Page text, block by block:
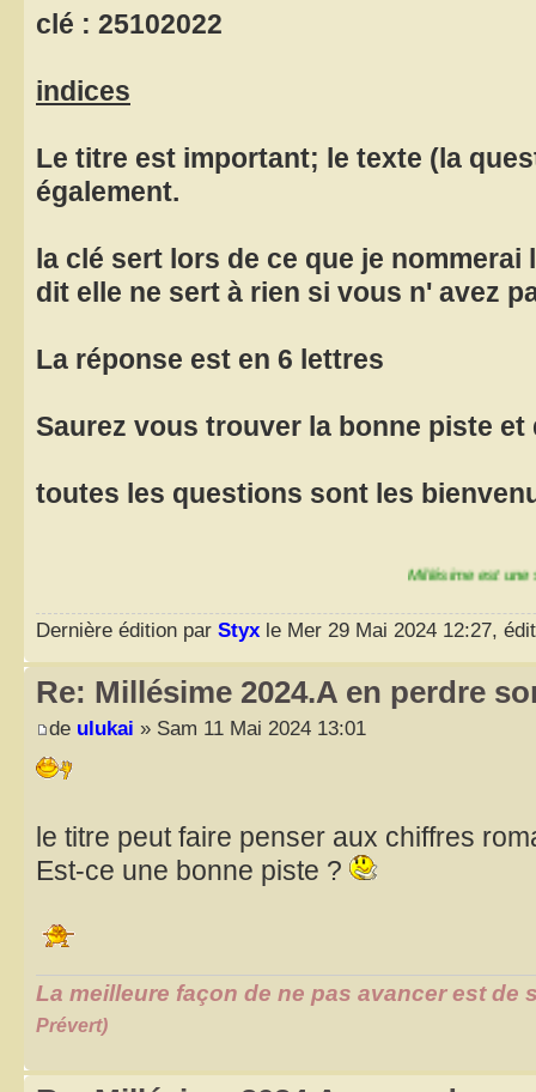
clé : 25102022
indices
Le titre est important; le texte (la
également.
la clé sert lors de ce que je nommerai
dit elle ne sert à rien si vous n' avez
La réponse est en 6 lettres
Saurez vous trouver la bonne piste
toutes les questions sont les
Millésime est une série
Dernière édition par Styx le Mer 29 Mai 2024 12:27,
Re: Millésime 2024.A en perdre
de ulukai » Sam 11 Mai 2024 13:01
le titre peut faire penser aux chiffres
Est-ce une bonne piste ?
La meilleure façon de ne pas avancer est de
Prévert)